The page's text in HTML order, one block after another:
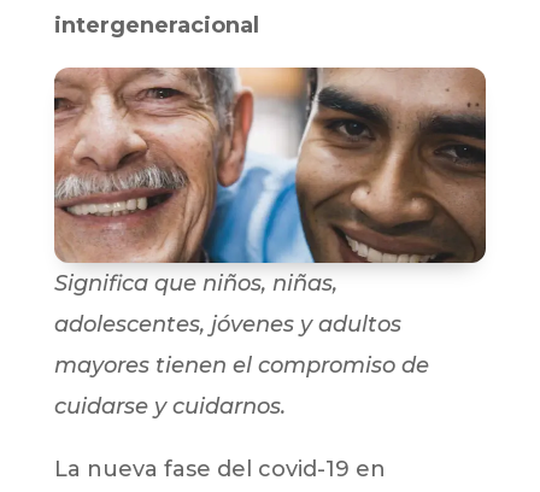
intergeneracional
Significa que niños, niñas,
adolescentes, jóvenes y adultos
mayores tienen el compromiso de
cuidarse y cuidarnos.
La nueva fase del covid-19 en